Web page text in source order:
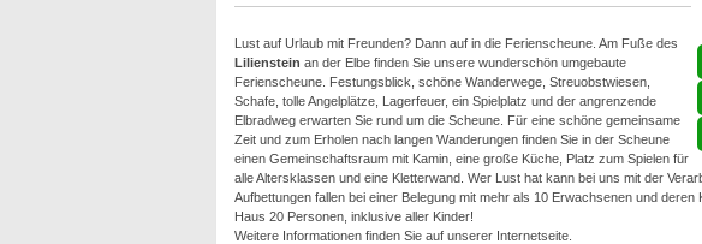
Lust auf Urlaub mit Freunden? Dann auf in die Ferienscheune. Am Fuße des
Lilienstein an der Elbe finden Sie unsere wunderschön umgebaute
Ferienscheune. Festungsblick, schöne Wanderwege, Streuobstwiesen,
Schafe, tolle Angelplätze, Lagerfeuer, ein Spielplatz und der angrenzende
Elbradweg erwarten Sie rund um die Scheune. Für eine schöne gemeinsame
Zeit und zum Erholen nach langen Wanderungen finden Sie in der Scheune
einen Gemeinschaftsraum mit Kamin, eine große Küche, Platz zum Spielen für
alle Altersklassen und eine Kletterwand. Wer Lust hat kann bei uns mit der
Aufbettungen fallen bei einer Belegung mit mehr als 10 Erwachsenen und
Haus 20 Personen, inklusive aller Kinder!
Weitere Informationen finden Sie auf unserer Internetseite.